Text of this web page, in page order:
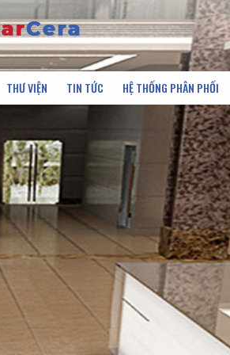
THƯ VIỆN TIN TỨC HỆ THỐNG PHÂN PHỐI